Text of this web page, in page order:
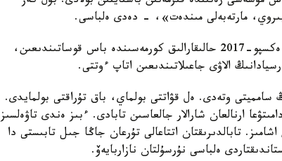
مارتەبەلى مىندەت»، - دەدى ەلباسى.
مەملەكەت باسشىسى كەلەر جىلى استانا مەيماندارى ەكسپو-2017 حالىقارالىق كورمەسىندە باس قوساتىندىعىن،
الاۋى جاعىلاتىندىعىن اتاپ ءوتتى.
سامميتى وتەدى. ەل قۋاتتى بولماي، باق تۇراقتى بولمايدى.
ارنالعان شارالار جالعاسىن تابادى. ءبىز ەندى تاۋەلسىز
پاراعىن اشامىز. تابالدىرىقتان اتتاعالى تۇرعان جاڭا جىل تابىستى دا
ەلباسى نۇرسۇلتان نازاربايەۆ.